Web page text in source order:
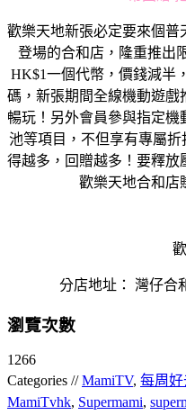
歡樂天地新張必定要來個
登場的合和店，隆重推出
HK$1一個代幣，價錢減半
碼，新張期間全線機動遊
暢玩！另外會員參與指定
池等項目，不但享有專屬
得越多，回贈越多！要釋放
歡樂天地合和店
分店地址： 灣仔合
瀏覽次數
1266
Categories //MamiTV, 每周好
MamiTvhk, Supermami,